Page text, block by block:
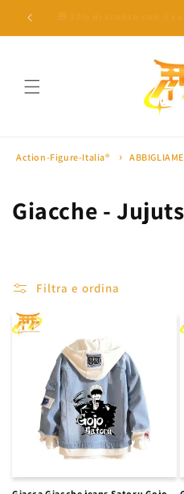
direttamente
100€ ⛩
Action-Figure-Italia®
C
l
e
Giacche -
Filtra e ordina